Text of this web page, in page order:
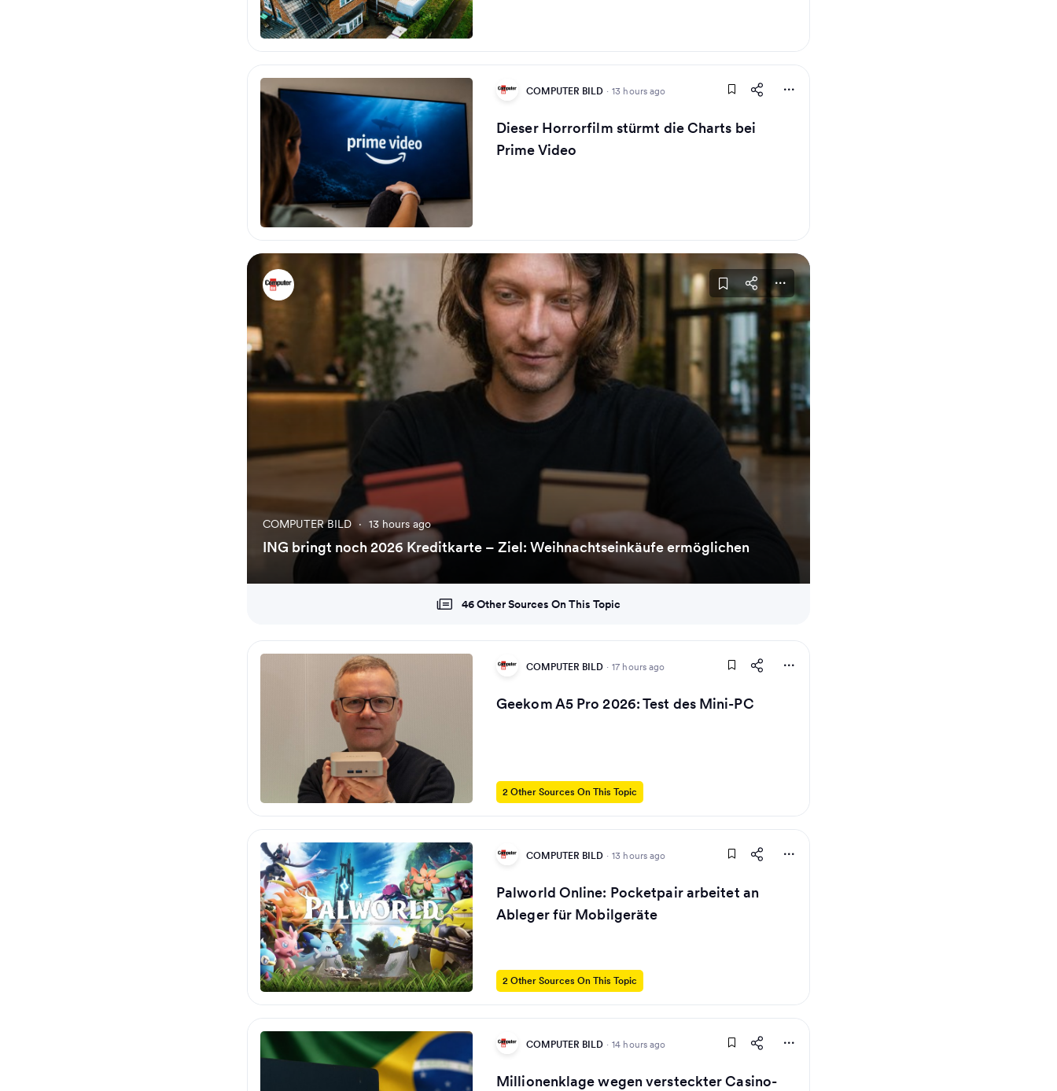
COMPUTER BILD · 13 hours ago
Dieser Horrorfilm stürmt die Charts bei
Prime Video
COMPUTER BILD · 13 hours ago
ING bringt noch 2026 Kreditkarte – Ziel: Weihnachtseinkäufe ermöglichen
46 Other Sources On This Topic
COMPUTER BILD · 17 hours ago
Geekom A5 Pro 2026: Test des Mini-PC
2 Other Sources On This Topic
COMPUTER BILD · 13 hours ago
Palworld Online: Pocketpair arbeitet an
Ableger für Mobilgeräte
2 Other Sources On This Topic
COMPUTER BILD · 14 hours ago
Millionenklage wegen versteckter Casino-